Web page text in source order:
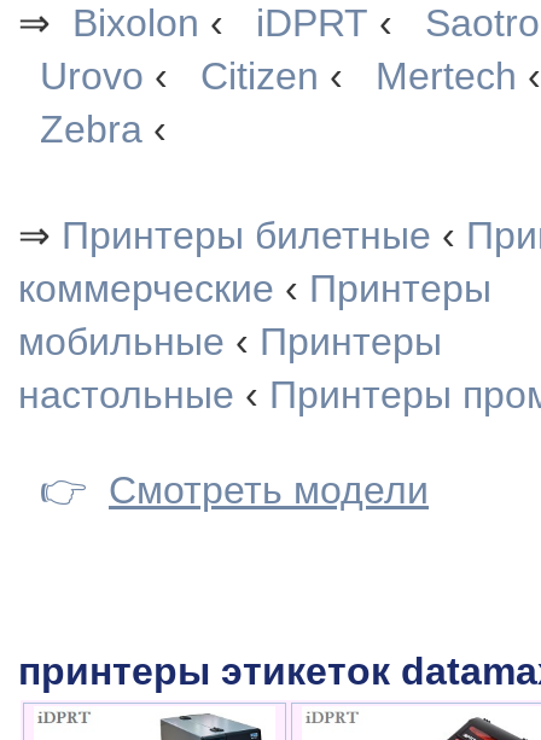
⇒ Bixolon ‹ iDPRT ‹
Urovo ‹ Citizen ‹ Mertech
Zebra ‹
⇒ Принтеры билетные ‹
коммерческие ‹ Принтеры
мобильные ‹ Принтеры
настольные ‹ Принтеры
👉 Смотреть модели
принтеры этикеток